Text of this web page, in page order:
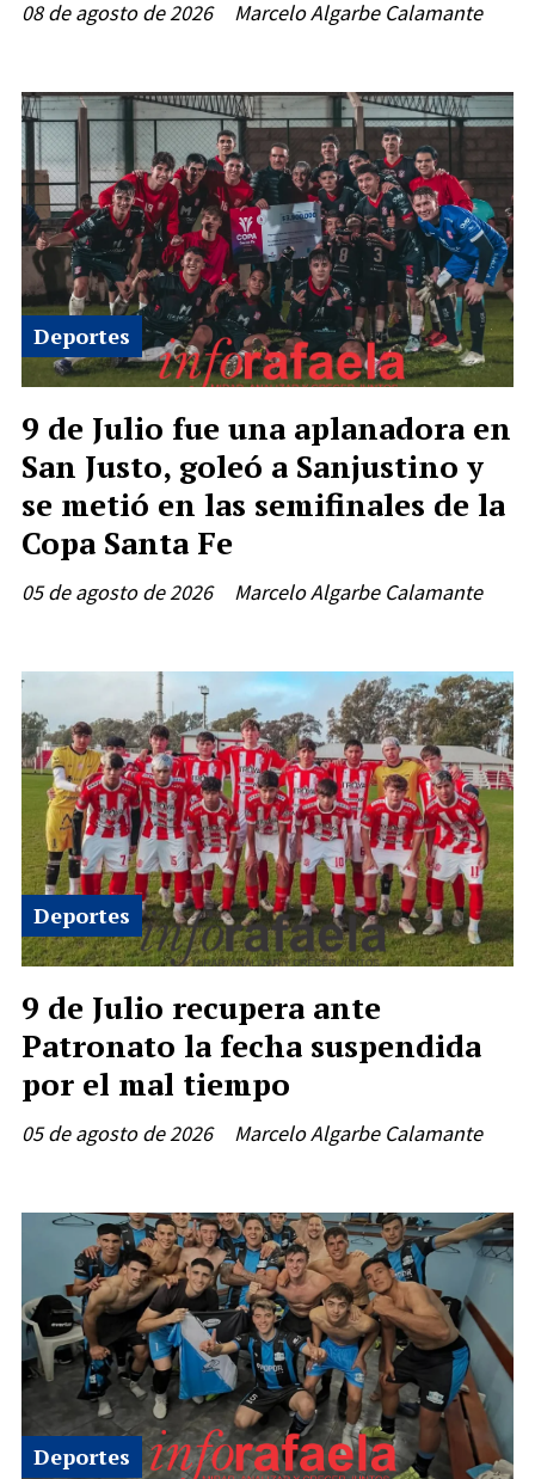
Marcelo Algarbe Calamante
08 de agosto de 2026
9 de Julio fue una aplanadora en
San Justo, goleó a Sanjustino y
se metió en las semifinales de la
Copa Santa Fe
Marcelo Algarbe Calamante
Deportes
05 de agosto de 2026
9 de Julio recupera ante
Patronato la fecha suspendida
por el mal tiempo
Marcelo Algarbe Calamante
Deportes
05 de agosto de 2026
Deportes